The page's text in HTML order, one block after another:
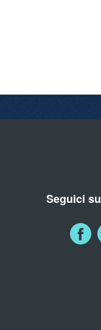
Seguici su